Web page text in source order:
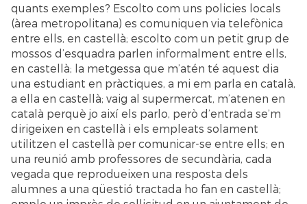
quants exemples? Escolto com uns policies locals
(àrea metropolitana) es comuniquen via telefònica
entre ells, en castellà; escolto com un petit grup de
mossos d’esquadra parlen informalment entre ells,
en castellà; la metgessa que m’atén té aquest dia
una estudiant en pràctiques, a mi em parla en català,
a ella en castellà; vaig al supermercat, m’atenen en
català perquè jo així els parlo, però d’entrada se’m
dirigeixen en castellà i els empleats solament
utilitzen el castellà per comunicar-se entre ells; en
una reunió amb professores de secundària, cada
vegada que reprodueixen una resposta dels
alumnes a una qüestió tractada ho fan en castellà;